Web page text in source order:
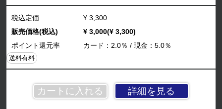
詳細を見る
税込定価
¥ 3,300
販売価格(税込)
¥ 3,000(¥ 3,300)
ポイント還元率
カード：2.0％ / 現金：5.0％
送料有料